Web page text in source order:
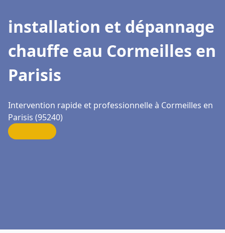
installation et dépannage
chauffe eau Cormeilles en
Parisis
Intervention rapide et professionnelle à Cormeilles en
Parisis (95240)